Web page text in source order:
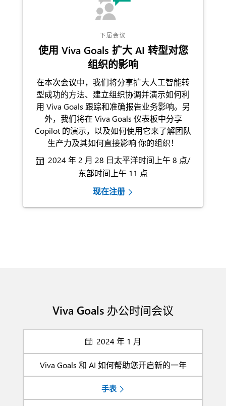
下届会议
使用 Viva Goals 扩大 AI 转型对您
组织的影响
在本次会议中，我们将分享扩大人工智能转
型成功的方法、建立组织协调并演示如何利
用 Viva Goals 跟踪和准确报告业务影响。另
外，我们将在 Viva Goals 仪表板中分享
Copilot 的演示，以及如何使用它来了解团队
生产力及其如何直接影响 你的组织！
2024 年 2 月 28 日太平洋时间上午 8 点/
东部时间上午 11 点
现在注册
Viva Goals 办公时间会议
2024 年 1 月
Viva Goals 和 AI 如何帮助您开启新的一年
手表